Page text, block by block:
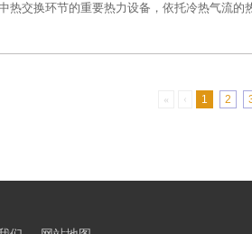
热交换环节的重要热力设备，依托冷热气流
« ‹ 1 2